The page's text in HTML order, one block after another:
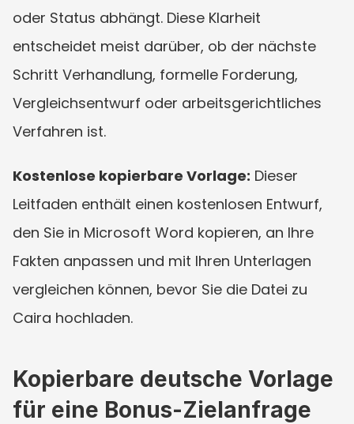
oder Status abhängt. Diese Klarheit
entscheidet meist darüber, ob der nächste
Schritt Verhandlung, formelle Forderung,
Vergleichsentwurf oder arbeitsgerichtliches
Verfahren ist.
Kostenlose kopierbare Vorlage: Dieser
Leitfaden enthält einen kostenlosen Entwurf,
den Sie in Microsoft Word kopieren, an Ihre
Fakten anpassen und mit Ihren Unterlagen
vergleichen können, bevor Sie die Datei zu
Caira hochladen.
Kopierbare deutsche Vorlage
für eine Bonus-Zielanfrage